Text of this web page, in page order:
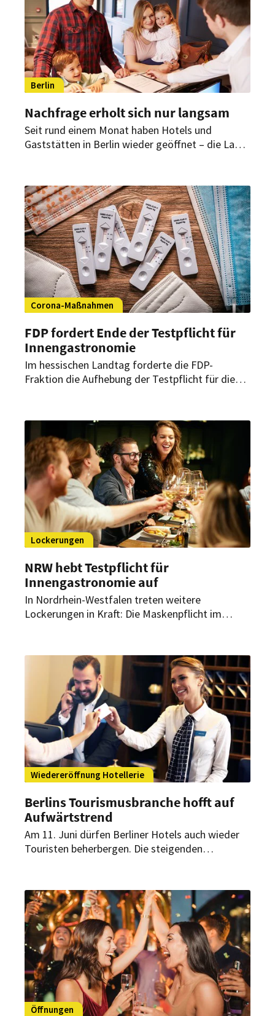
Berlin
Nachfrage erholt sich nur langsam
Seit rund einem Monat haben Hotels und
Gaststätten in Berlin wieder geöffnet – die Lage
34,6 Prozent.
Corona-Maßnahmen
FDP fordert Ende der Testpflicht für
Innengastronomie
Im hessischen Landtag forderte die FDP-
Fraktion die Aufhebung der Testpflicht für die
Lockerungen
NRW hebt Testpflicht für
Innengastronomie auf
In Nordrhein-Westfalen treten weitere
Lockerungen in Kraft: Die Maskenpflicht im
Pflicht mehr. Nur Köln macht eine Ausnahme.
Wiedereröffnung Hotellerie
Berlins Tourismusbranche hofft auf
Aufwärtstrend
Am 11. Juni dürfen Berliner Hotels auch wieder
Touristen beherbergen. Die steigenden
Öffnungen